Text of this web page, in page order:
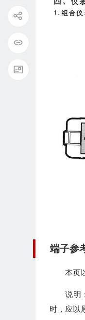
端子参
本页
说明
时，应以